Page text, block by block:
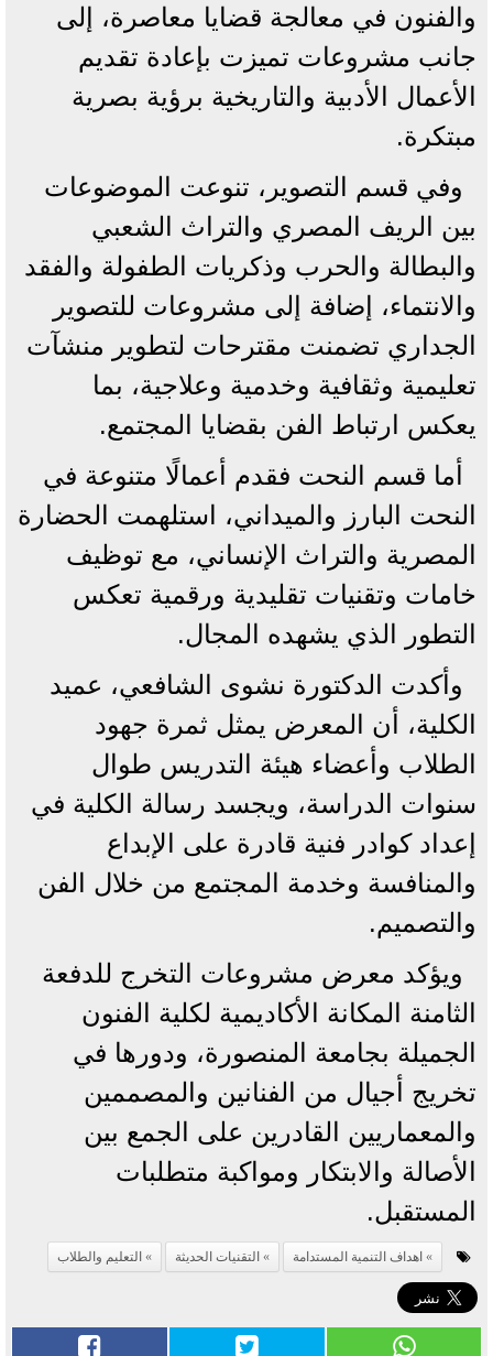
والفنون في معالجة قضايا معاصرة، إلى
جانب مشروعات تميزت بإعادة تقديم
الأعمال الأدبية والتاريخية برؤية بصرية
مبتكرة.
وفي قسم التصوير، تنوعت الموضوعات
بين الريف المصري والتراث الشعبي
والبطالة والحرب وذكريات الطفولة والفقد
والانتماء، إضافة إلى مشروعات للتصوير
الجداري تضمنت مقترحات لتطوير منشآت
تعليمية وثقافية وخدمية وعلاجية، بما
يعكس ارتباط الفن بقضايا المجتمع.
أما قسم النحت فقدم أعمالًا متنوعة في
النحت البارز والميداني، استلهمت الحضارة
المصرية والتراث الإنساني، مع توظيف
خامات وتقنيات تقليدية ورقمية تعكس
التطور الذي يشهده المجال.
وأكدت الدكتورة نشوى الشافعي، عميد
الكلية، أن المعرض يمثل ثمرة جهود
الطلاب وأعضاء هيئة التدريس طوال
سنوات الدراسة، ويجسد رسالة الكلية في
إعداد كوادر فنية قادرة على الإبداع
والمنافسة وخدمة المجتمع من خلال الفن
والتصميم.
ويؤكد معرض مشروعات التخرج للدفعة
الثامنة المكانة الأكاديمية لكلية الفنون
الجميلة بجامعة المنصورة، ودورها في
تخريج أجيال من الفنانين والمصممين
والمعماريين القادرين على الجمع بين
الأصالة والابتكار ومواكبة متطلبات
المستقبل.
اهداف التنمية المستدامة التقنيات الحديثة التعليم والطلاب